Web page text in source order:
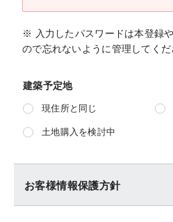
※ 入力したパスワードは本登録
ので忘れないように管理してくだ
建築予定地
現住所と同じ
土地購入を検討中
お客様情報保護方針